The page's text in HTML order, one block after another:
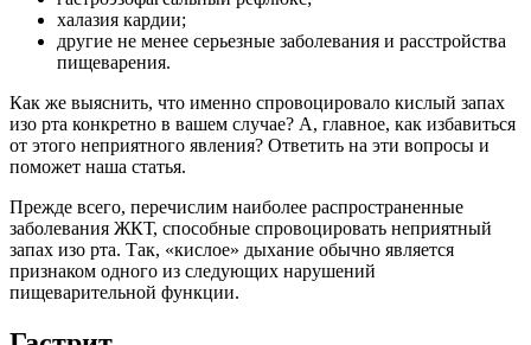
халазия кардии;
другие не менее серьезные заболевания и расстройства
пищеварения.
Как же выяснить, что именно спровоцировало кислый запах
изо рта конкретно в вашем случае? А, главное, как избавиться
от этого неприятного явления? Ответить на эти вопросы и
поможет наша статья.
Прежде всего, перечислим наиболее распространенные
заболевания ЖКТ, способные спровоцировать неприятный
запах изо рта. Так, «кислое» дыхание обычно является
признаком одного из следующих нарушений
пищеварительной функции.